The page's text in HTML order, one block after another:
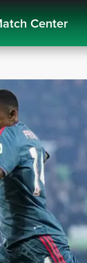
Center